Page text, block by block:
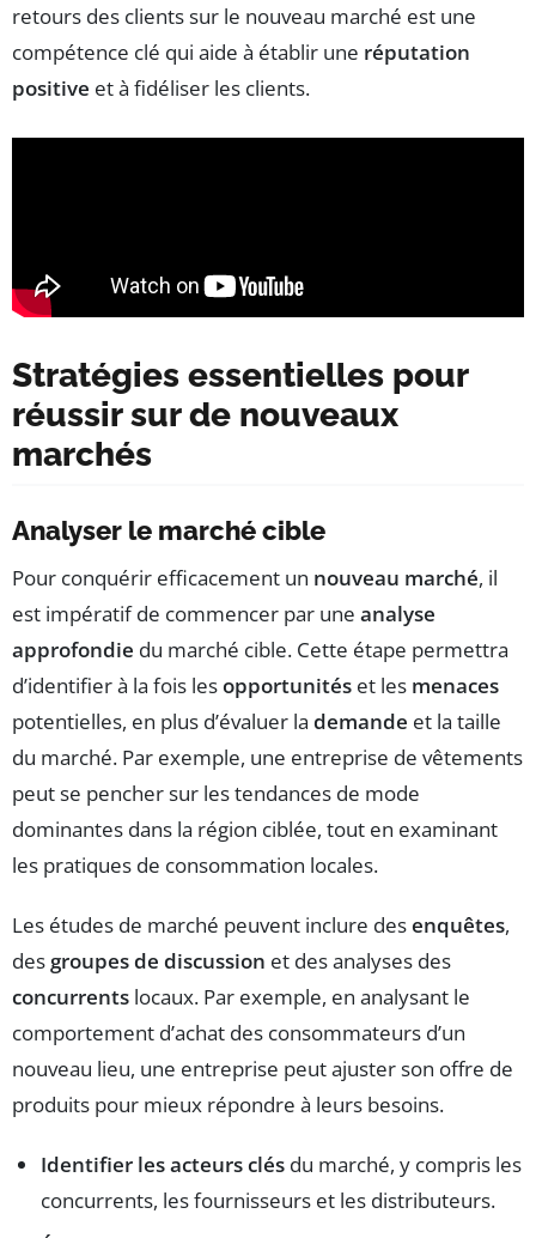
retours des clients sur le nouveau marché est une
compétence clé qui aide à établir une réputation
positive et à fidéliser les clients.
Stratégies essentielles pour
réussir sur de nouveaux
marchés
Analyser le marché cible
Pour conquérir efficacement un nouveau marché, il
est impératif de commencer par une analyse
approfondie du marché cible. Cette étape permettra
d’identifier à la fois lesopportunités et les menaces
potentielles, en plus d’évaluer la demande et la taille
du marché. Par exemple, une entreprise de vêtements
peut se pencher sur les tendances de mode
dominantes dans la région ciblée, tout en examinant
les pratiques de consommation locales.
Les études de marché peuvent inclure desenquêtes,
des groupes de discussion et des analyses des
concurrents locaux. Par exemple, en analysant le
comportement d’achat des consommateurs d’un
nouveau lieu, une entreprise peut ajuster son offre de
produits pour mieux répondre à leurs besoins.
Identifier les acteurs clés du marché, y compris les
concurrents, les fournisseurs et les distributeurs.